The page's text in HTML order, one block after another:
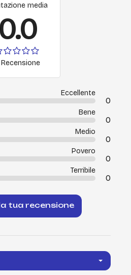
media
0.0
Eccellente
0
Bene
0
Medio
0
Povero
0
Terribile
0
tua recensione